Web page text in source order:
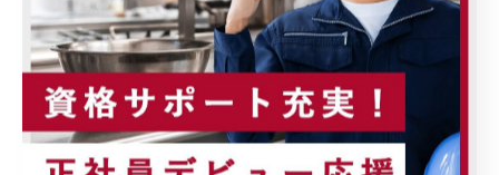
ジム完備 寮完備 資格サポート
教育 電気工事士 転職